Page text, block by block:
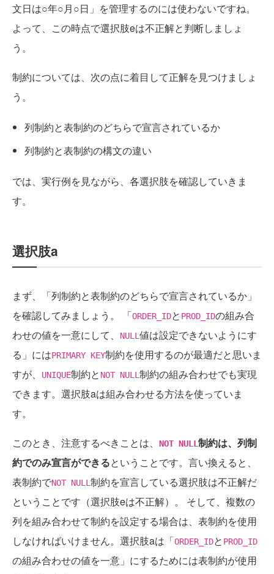
文日は○年○月○日」を管理するのには使わないですね。
よって、この時点で選択肢eは不正解と判断しましょ
う。
制約については、次の点に着目して正解を見つけましょ
う。
列制約と表制約のどちらで宣言されているか
列制約と表制約の構文の違い
では、実行例を見ながら、各選択肢を確認していきま
す。
選択肢a
まず、「列制約と表制約のどちらで宣言されているか」
を確認してみましょう。 「ORDER_IDと PROD_IDの組み合
わせの値を一意にして、
NULL 値は設定できないようにす
る」にはPRIMARY KEY制約を使用するのが最適だと思いま
すが、
UNIQUE制約と NOT NULL 制約の組み合わせでも実現
できます。選択肢aは組み合わせる方法を使っていま
す。
このとき、注意するべきことは、 NOT NULL 制約は、列制
約でのみ宣言ができるということです。言い換えると、
表制約でNOT NULL 制約を宣言している選択肢は不正解だ
ということです（選択肢eは不正解）。 そして、複数の
列を組み合わせて制約を設定する場合は、表制約を使用
しなければいけません。選択肢aは「ORDER_IDと PROD_ID
の組み合わせの値を一意」にするためには表制約が使用